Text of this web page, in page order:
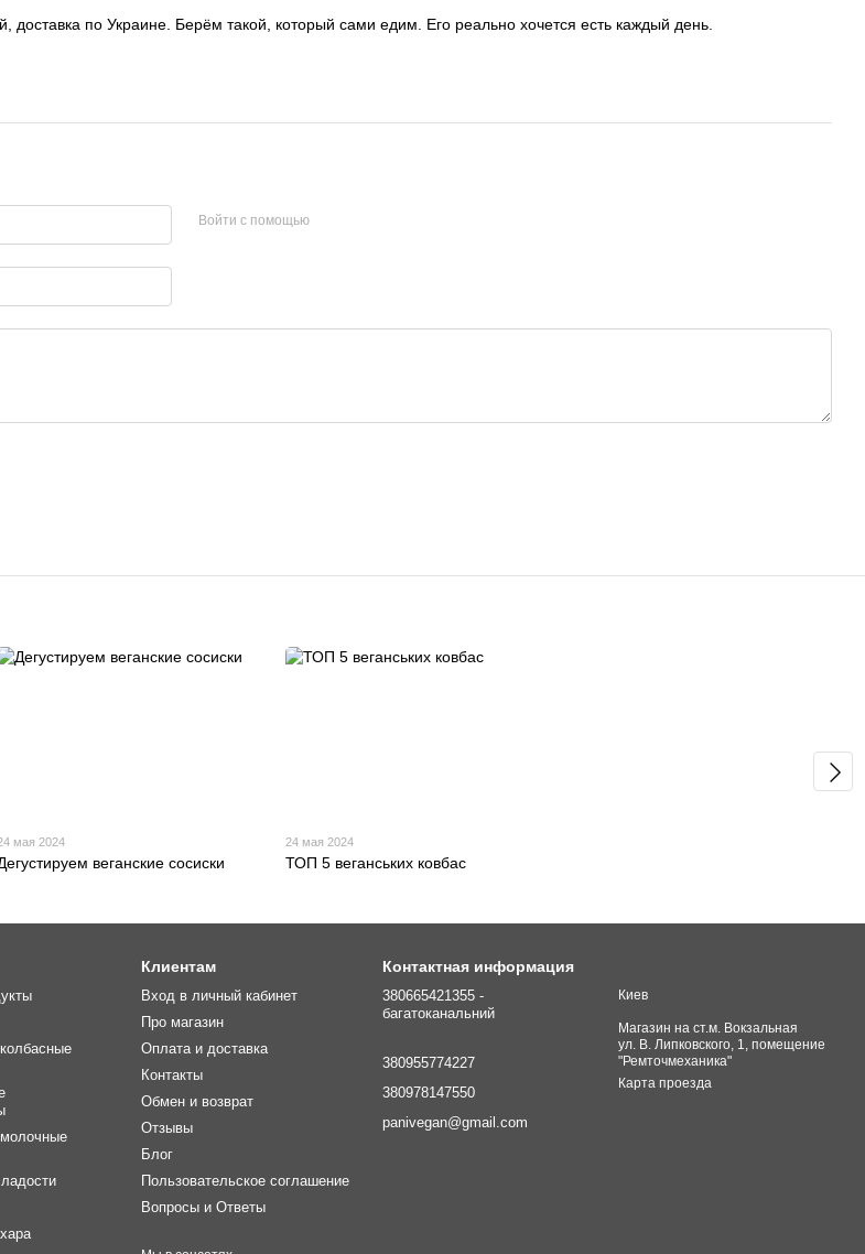
доставка по Украине. Берём такой, который сами едим. Его реально хочется есть каждый день.
Войти с помощью
мая 2024
веганские сосиски
24 мая 2024
ТОП 5 веганських ковбас
Клиентам
Вход в личный кабинет
Про магазин
Оплата и доставка
Контакты
Обмен и возврат
Отзывы
Блог
Пользовательское соглашение
Вопросы и Ответы
Контактная информация
380665421355 -
багатоканальний
380955774227
380978147550
panivegan@gmail.com
Киев
Магазин на ст.м. Вокзальная
ул. В. Липковского, 1, помещение
"Ремточмеханика"
Карта проезда